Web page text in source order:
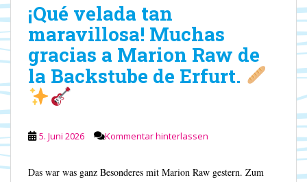
¡Qué velada tan
maravillosa! Muchas
gracias a Marion Raw de
la Backstube de Erfurt.
5. Juni 2026 Kommentar hinterlassen
Das war was ganz Besonderes mit Marion Raw gestern. Zum